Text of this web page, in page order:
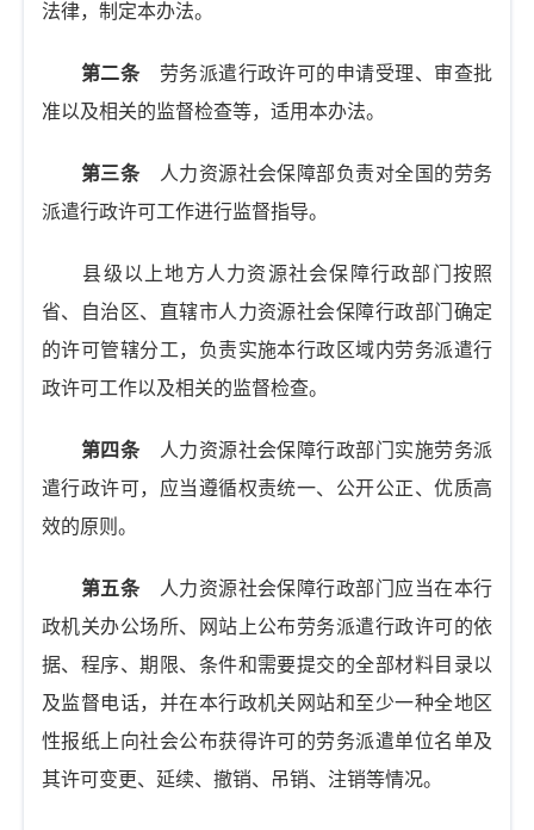
法律，制定本办法。
第二条劳务派遣行政许可的申请受理、审查批
准以及相关的监督检查等，适用本办法。
第三条人力资源社会保障部负责对全国的劳务
派遣行政许可工作进行监督指导。
县级以上地方人力资源社会保障行政部门按照
省、自治区、直辖市人力资源社会保障行政部门确定
的许可管辖分工，负责实施本行政区域内劳务派遣行
政许可工作以及相关的监督检查。
第四条人力资源社会保障行政部门实施劳务派
遣行政许可，应当遵循权责统一、公开公正、优质高
效的原则。
第五条人力资源社会保障行政部门应当在本行
政机关办公场所、网站上公布劳务派遣行政许可的依
据、程序、期限、条件和需要提交的全部材料目录以
及监督电话，并在本行政机关网站和至少一种全地区
性报纸上向社会公布获得许可的劳务派遣单位名单及
其许可变更、延续、撤销、吊销、注销等情况。